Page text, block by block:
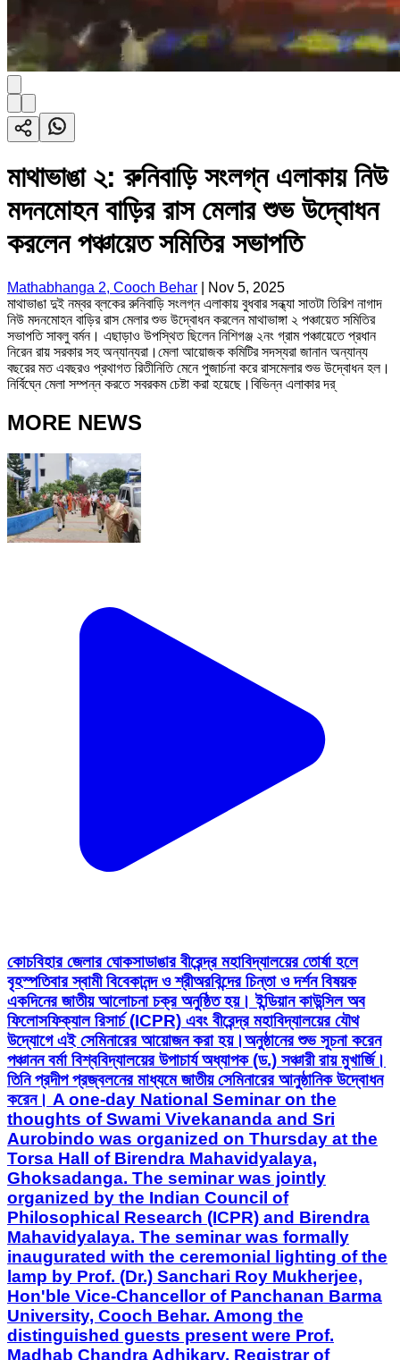
মাথাভাঙা ২: রুনিবাড়ি সংলগ্ন এলাকায় নিউ
মদনমোহন বাড়ির রাস মেলার শুভ উদ্বোধন
করলেন পঞ্চায়েত সমিতির সভাপতি
Mathabhanga 2, Cooch Behar
Nov 5, 2025
মাথাভাঙা দুই নম্বর ব্লকের রুনিবাড়ি সংলগ্ন এলাকায় বুধবার সন্ধ্যা সাতটা তিরিশ নাগাদ
নিউ মদনমোহন বাড়ির রাস মেলার শুভ উদ্বোধন করলেন মাথাভাঙ্গা ২ পঞ্চায়েত সমিতির
সভাপতি সাবলু বর্মন। এছাড়াও উপস্থিত ছিলেন নিশিগঞ্জ ২নং গ্রাম পঞ্চায়েতে প্রধান
নিরেন রায় সরকার সহ অন্যান্যরা।মেলা আয়োজক কমিটির সদস্যরা জানান অন্যান্য
বছরের মত এবছরও প্রথাগত রিতীনিতি মেনে পুজার্চনা করে রাসমেলার শুভ উদ্বোধন হল।
নির্বিঘ্নে মেলা সম্পন্ন করতে সবরকম চেষ্টা করা হয়েছে।বিভিন্ন এলাকার দর্
MORE NEWS
কোচবিহার জেলার ঘোকসাডাঙার বীরেন্দ্র মহাবিদ্যালয়ের তোর্ষা হলে
বৃহস্পতিবার স্বামী বিবেকানন্দ ও শ্রীঅরবিন্দের চিন্তা ও দর্শন বিষয়ক
একদিনের জাতীয় আলোচনা চক্র অনুষ্ঠিত হয়। ইন্ডিয়ান কাউন্সিল অব
ফিলোসফিক্যাল রিসার্চ (ICPR) এবং বীরেন্দ্র মহাবিদ্যালয়ের যৌথ
উদ্যোগে এই সেমিনারের আয়োজন করা হয়।অনুষ্ঠানের শুভ সূচনা করেন
পঞ্চানন বর্মা বিশ্ববিদ্যালয়ের উপাচার্য অধ্যাপক (ড.) সঞ্চারী রায় মুখার্জি।
তিনি প্রদীপ প্রজ্বলনের মাধ্যমে জাতীয় সেমিনারের আনুষ্ঠানিক উদ্বোধন
করেন। A one-day National Seminar on the
thoughts of Swami Vivekananda and Sri
Aurobindo was organized on Thursday at the
Torsa Hall of Birendra Mahavidyalaya,
Ghoksadanga. The seminar was jointly
organized by the Indian Council of
Philosophical Research (ICPR) and Birendra
Mahavidyalaya. The seminar was formally
inaugurated with the ceremonial lighting of the
lamp by Prof. (Dr.) Sanchari Roy Mukherjee,
Hon'ble Vice-Chancellor of Panchanan Barma
University, Cooch Behar. Among the
distinguished guests present were Prof.
Madhab Chandra Adhikary, Registrar of